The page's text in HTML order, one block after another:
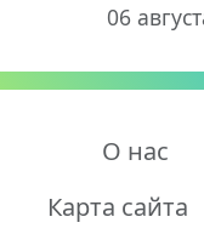
06
О нас
Карта сайта